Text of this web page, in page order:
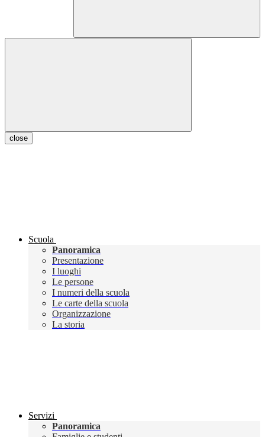
close
Scuola
Panoramica
Presentazione
I luoghi
Le persone
I numeri della scuola
Le carte della scuola
Organizzazione
La storia
Servizi
Panoramica